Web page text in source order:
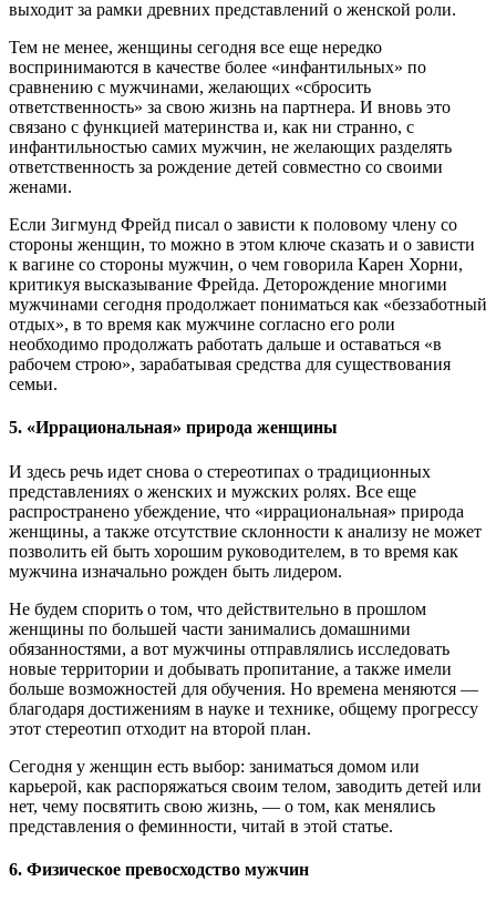
выходит за рамки древних представлений о женской роли.
Тем не менее, женщины сегодня все еще нередко
воспринимаются в качестве более «инфантильных» по
сравнению с мужчинами, желающих «сбросить
ответственность» за свою жизнь на партнера. И вновь это
связано с функцией материнства и, как ни странно, с
инфантильностью самих мужчин, не желающих разделять
ответственность за рождение детей совместно со своими
женами.
Если Зигмунд Фрейд писал о зависти к половому члену со
стороны женщин, то можно в этом ключе сказать и о зависти
к вагине со стороны мужчин, о чем говорила Карен Хорни,
критикуя высказывание Фрейда. Деторождение многими
мужчинами сегодня продолжает пониматься как «беззаботный
отдых», в то время как мужчине согласно его роли
необходимо продолжать работать дальше и оставаться «в
рабочем строю», зарабатывая средства для существования
семьи.
5. «Иррациональная» природа женщины
И здесь речь идет снова о стереотипах о традиционных
представлениях о женских и мужских ролях. Все еще
распространено убеждение, что «иррациональная» природа
женщины, а также отсутствие склонности к анализу не может
позволить ей быть хорошим руководителем, в то время как
мужчина изначально рожден быть лидером.
Не будем спорить о том, что действительно в прошлом
женщины по большей части занимались домашними
обязанностями, а вот мужчины отправлялись исследовать
новые территории и добывать пропитание, а также имели
больше возможностей для обучения. Но времена меняются —
благодаря достижениям в науке и технике, общему прогрессу
этот стереотип отходит на второй план.
Сегодня у женщин есть выбор: заниматься домом или
карьерой, как распоряжаться своим телом, заводить детей или
нет, чему посвятить свою жизнь, — о том, как менялись
представления о феминности, читай в этой статье.
6. Физическое превосходство мужчин